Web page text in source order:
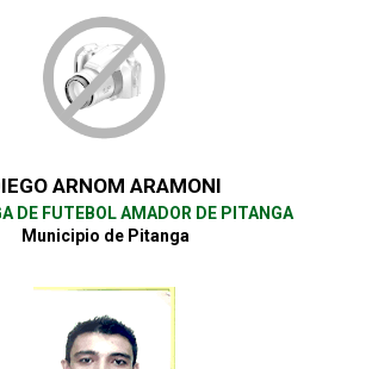
ARNOM ARAMONI
DE FUTEBOL AMADOR DE PITANGA
Municipio de Pitanga